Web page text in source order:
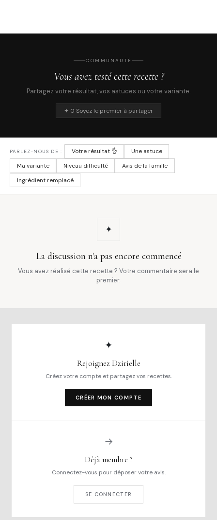
COMMUNAUTÉ
Vous avez testé cette recette ?
Partagez votre résultat, vos astuces ou votre variante.
✦ 0 Soyez le premier à partager
PARLEZ-NOUS DE : Votre résultat 👌
Une astuce
Ma variante
Niveau difficulté
Avis de la famille
Ingrédient remplacé
✦
La discussion n'a pas encore commencé
Vous avez réalisé cette recette ? Votre commentaire sera le
premier.
✦
Rejoignez Dzirielle
Créez votre compte et partagez vos recettes.
CRÉER MON COMPTE
→
Déjà membre ?
Connectez-vous pour déposer votre avis.
SE CONNECTER